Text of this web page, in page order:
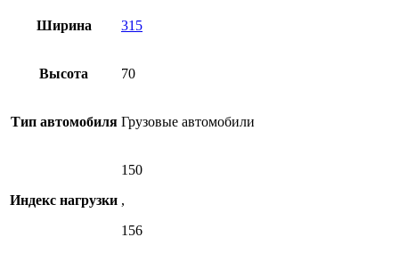
Ширина 315
Высота 70
Тип автомобиля Грузовые автомобили
Индекс нагрузки
150
,
156